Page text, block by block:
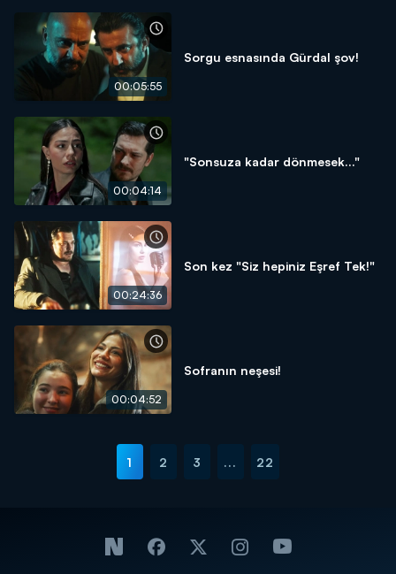
00:05:55
Sorgu esnasında Gürdal şov!
00:04:14
"Sonsuza kadar dönmesek..."
00:24:36
Son kez "Siz hepiniz Eşref Tek!"
00:04:52
Sofranın neşesi!
1 2 3 ... 22